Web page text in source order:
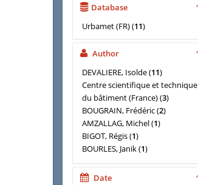
Database
Urbamet (FR)(11)
Author
DEVALIERE, Isolde(11)
Centre scientifique et technique
du bâtiment (France)(3)
BOUGRAIN, Frédéric(2)
AMZALLAG, Michel(1)
BIGOT, Régis(1)
BOURLES, Janik(1)
CHARRIER, Jean
Date